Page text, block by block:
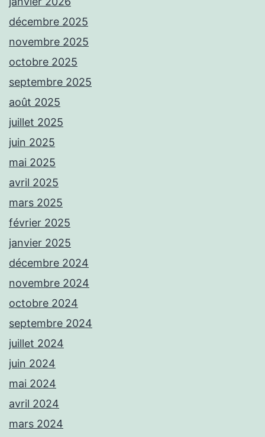
décembre 2025
novembre 2025
octobre 2025
septembre 2025
août 2025
juillet 2025
juin 2025
mai 2025
avril 2025
mars 2025
février 2025
janvier 2025
décembre 2024
novembre 2024
octobre 2024
septembre 2024
juillet 2024
juin 2024
mai 2024
avril 2024
mars 2024